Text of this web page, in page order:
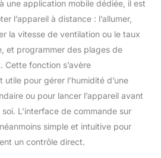
une application mobile dédiée, il est
l’appareil à distance : l’allumer,
la vitesse de ventilation ou le taux
et programmer des plages de
Cette fonction s’avère
utile pour gérer l’humidité d’une
ou pour lancer l’appareil avant
L’interface de commande sur
simple et intuitive pour
un contrôle direct.